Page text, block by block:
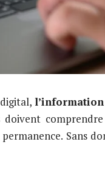
l’information
doivent
Sans